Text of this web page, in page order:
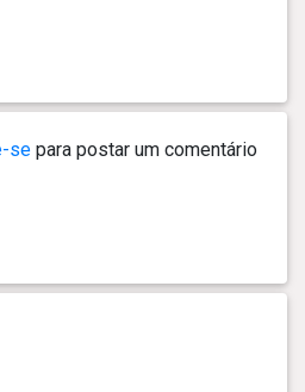
se para postar um comentário